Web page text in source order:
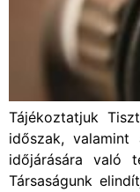
Tájékoztatjuk
időszak,
időjárására való
Társaságunk